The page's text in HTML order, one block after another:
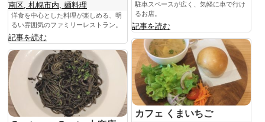
駐車スペースが広く、気軽に車で行け
るお店。
記事を読む
南区, 札幌市内, 麺料理
洋食を中心とした料理が楽しめる、明
るい雰囲気のファミリーレストラン。
記事を読む
カフェ くまいちご